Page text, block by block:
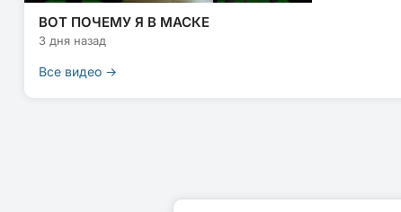
ВОТ ПОЧЕМУ Я В МАСКЕ
3 дня назад
Все видео →